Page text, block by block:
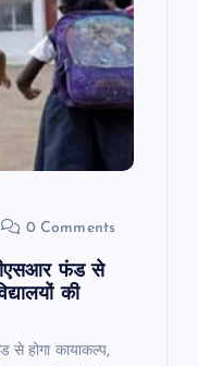
0 Comments
फंड से
की
होगा कायाकल्प,